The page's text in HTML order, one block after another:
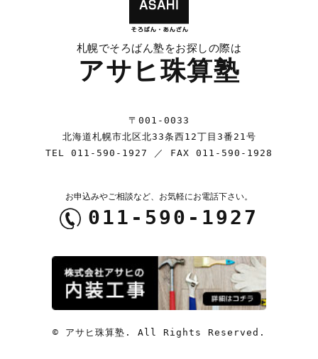
札幌でそろばん塾をお探しの際は
アサヒ珠算塾
〒001-0033
北海道札幌市北区北33条西12丁目3番21号
TEL 011-590-1927 ／ FAX 011-590-1928
お申込みやご相談など、お気軽にお電話下さい。
011-590-1927
© アサヒ珠算塾. All Rights Reserved.